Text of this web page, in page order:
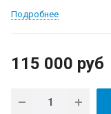
Подробнее
115 000 руб